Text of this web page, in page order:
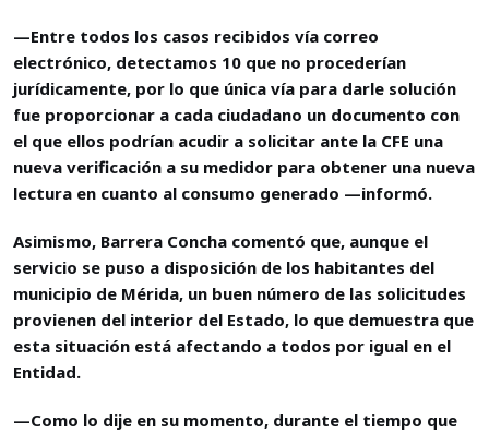
—Entre todos los casos recibidos vía correo
electrónico, detectamos 10 que no procederían
jurídicamente, por lo que única vía para darle solución
fue proporcionar a cada ciudadano un documento con
el que ellos podrían acudir a solicitar ante la CFE una
nueva verificación a su medidor para obtener una nueva
lectura en cuanto al consumo generado —informó.
Asimismo, Barrera Concha comentó que, aunque el
servicio se puso a disposición de los habitantes del
municipio de Mérida, un buen número de las solicitudes
provienen del interior del Estado, lo que demuestra que
esta situación está afectando a todos por igual en el
Entidad.
—Como lo dije en su momento, durante el tiempo que